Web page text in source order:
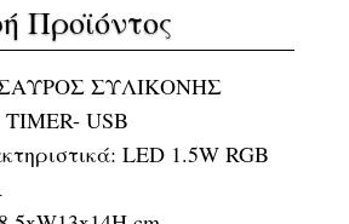
Προϊόντος
ΣΥΛΙΚΟΝΗΣ
USB
LED 1.5W RGB